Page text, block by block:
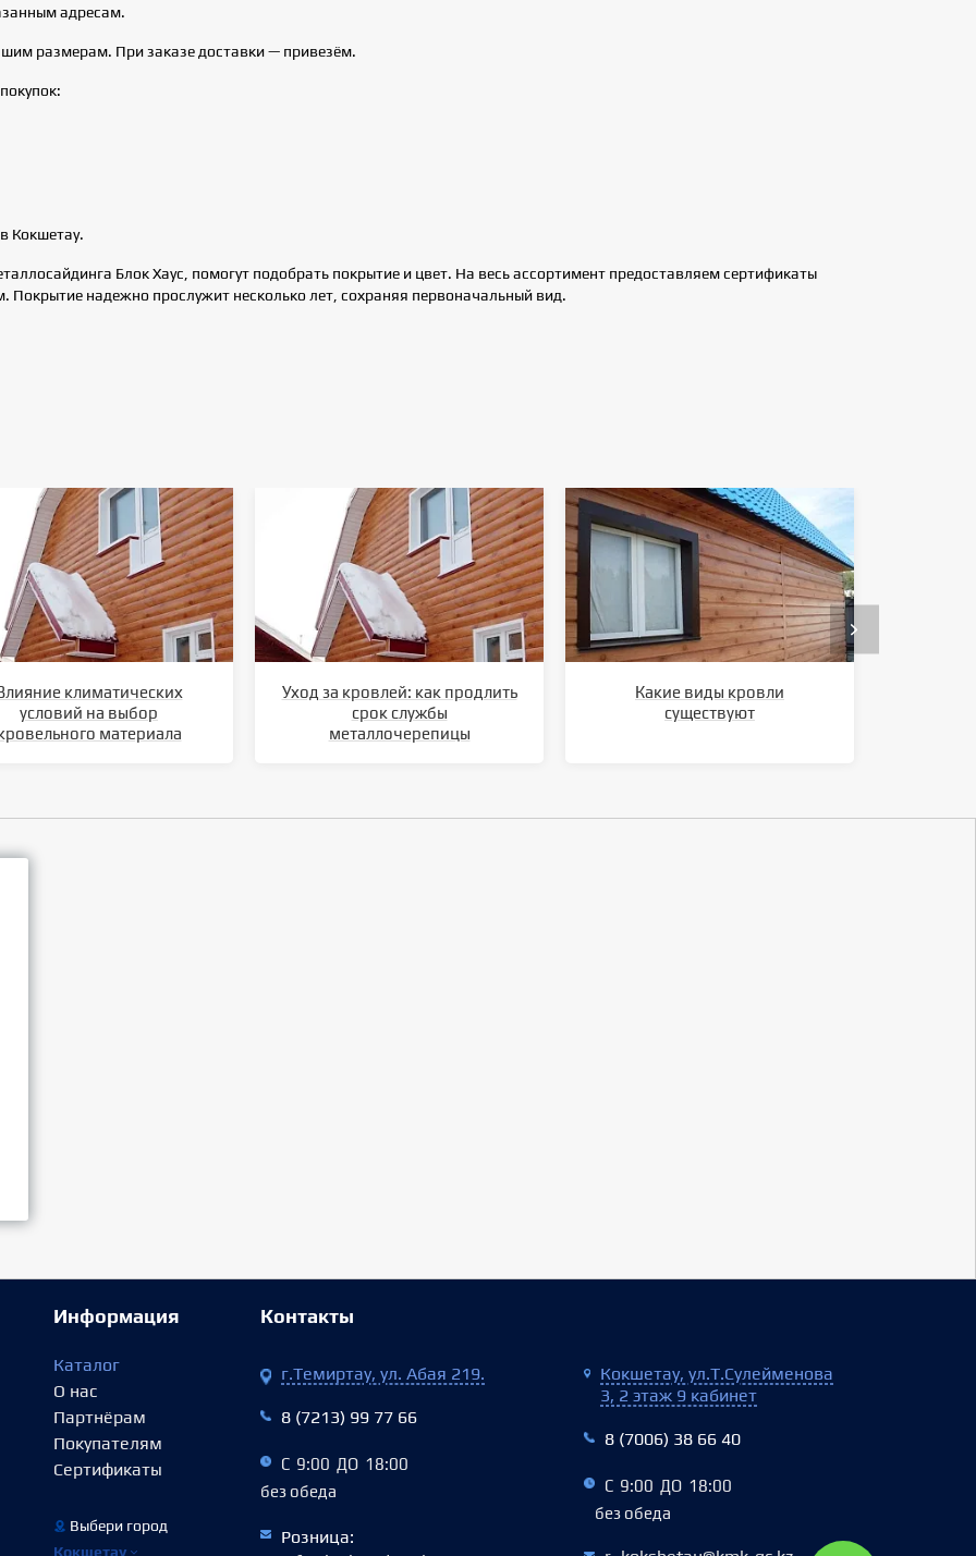
адресам.
размерам. При заказе доставки — привезём.
Кокшетау.
Блок Хаус, помогут подобрать покрытие и цвет. На весь ассортимент предоставляем сертификаты
надежно прослужит несколько лет, сохраняя первоначальный вид.
климатических
условий на выбор
материала
Уход за кровлей: как продлить
срок службы
металлочерепицы
Какие виды кровли
существуют
Информация
Каталог
О нас
Партнёрам
Покупателям
Сертификаты
Выбери город
Кокшетау
Контакты
г.Темиртау, ул. Абая 219.
8 (7213) 99 77 66
С 9:00 ДО 18:00
без обеда
Розница:
Кокшетау, ул.Т.Сулейменова
3, 2 этаж 9 кабинет
8 (7006) 38 66 40‬
С 9:00 ДО 18:00
без обеда